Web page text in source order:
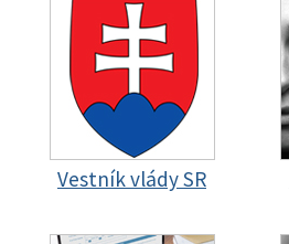
Vestník vlády SR